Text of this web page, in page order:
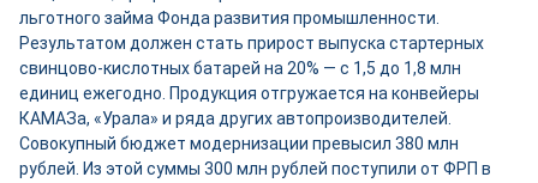
льготного займа Фонда развития промышленности.
Результатом должен стать прирост выпуска стартерных
свинцово-кислотных батарей на 20% — с 1,5 до 1,8 млн
единиц ежегодно. Продукция отгружается на конвейеры
КАМАЗа, «Урала» и ряда других автопроизводителей.
Совокупный бюджет модернизации превысил 380 млн
рублей. Из этой суммы 300 млн рублей поступили от ФРП в